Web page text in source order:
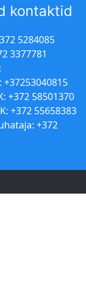
kontaktid
5284085
3377781
+37253040815
+372 58501370
+372 55658383
+372